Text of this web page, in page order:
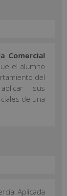
Comercial
el alumno
del
sus
de una
Aplicada